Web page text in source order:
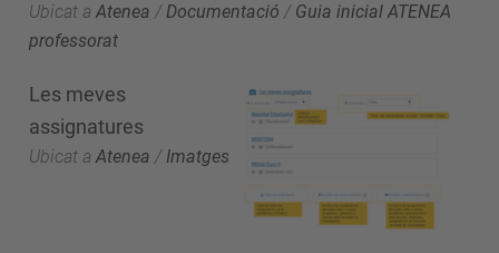
Ubicat a Atenea / Documentació / Guia inicial ATENEA
professorat
Les meves
assignatures
Ubicat a Atenea / Imatges